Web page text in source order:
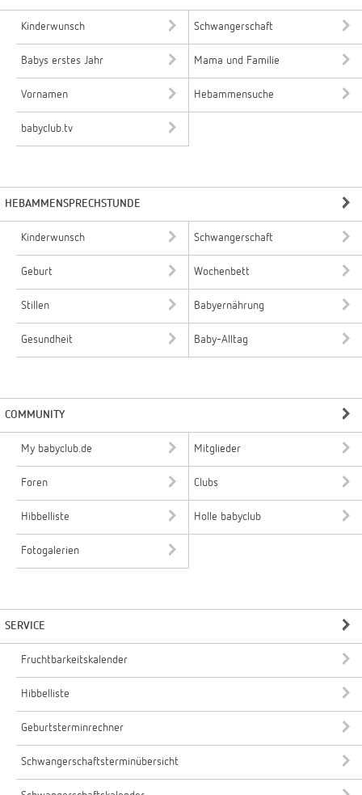
Kinderwunsch Schwangerschaft
Babys erstes Jahr Mama und Familie
Vornamen Hebammensuche
babyclub.tv
HEBAMMENSPRECHSTUNDE
Kinderwunsch Schwangerschaft
Geburt Wochenbett
Stillen Babyernährung
Gesundheit Baby-Alltag
COMMUNITY
My babyclub.de Mitglieder
Foren Clubs
Hibbelliste Holle babyclub
Fotogalerien
SERVICE
Fruchtbarkeitskalender
Hibbelliste
Geburtsterminrechner
Schwangerschaftsterminübersicht